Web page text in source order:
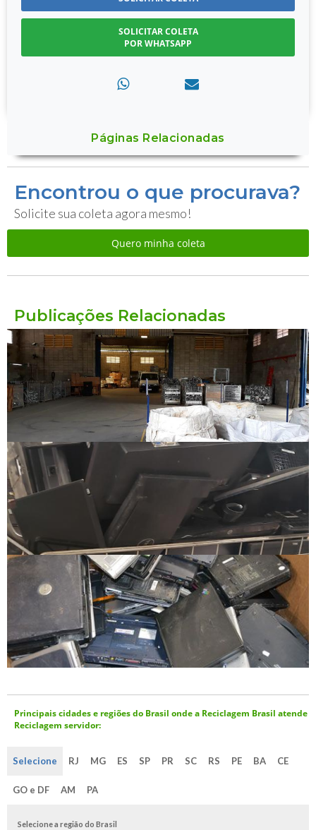
SOLICITAR COLETA
POR WHATSAPP
Páginas Relacionadas
Encontrou o que procurava?
Solicite sua coleta agora mesmo!
Quero minha coleta
Publicações Relacionadas
Principais cidades e regiões do Brasil onde a Reciclagem Brasil atende
Reciclagem servidor:
Selecione RJ MG ES SP PR SC RS PE BA CE
GO e DF AM PA
Selecione a região do Brasil